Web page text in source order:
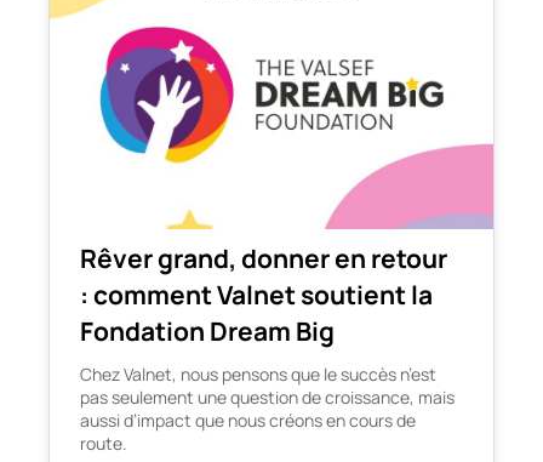
Rêver grand, donner en retour
: comment Valnet soutient la
Fondation Dream Big
Chez Valnet, nous pensons que le succès n’est
pas seulement une question de croissance, mais
aussi d’impact que nous créons en cours de
route.